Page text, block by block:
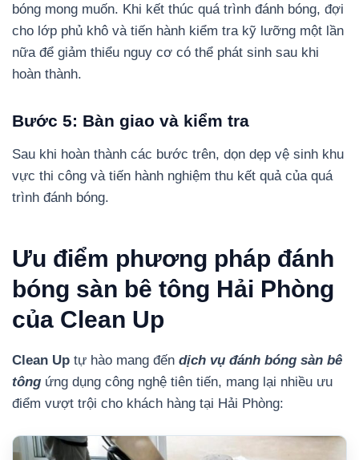
bóng mong muốn. Khi kết thúc quá trình đánh bóng, đợi
cho lớp phủ khô và tiến hành kiểm tra kỹ lưỡng một lần
nữa để giảm thiểu nguy cơ có thể phát sinh sau khi
hoàn thành.
Bước 5: Bàn giao và kiểm tra
Sau khi hoàn thành các bước trên, dọn dẹp vệ sinh khu
vực thi công và tiến hành nghiệm thu kết quả của quá
trình đánh bóng.
Ưu điểm phương pháp đánh
bóng sàn bê tông Hải Phòng
của Clean Up
Clean Up tự hào mang đến dịch vụ đánh bóng sàn bê
tông ứng dụng công nghệ tiên tiến, mang lại nhiều ưu
điểm vượt trội cho khách hàng tại Hải Phòng: